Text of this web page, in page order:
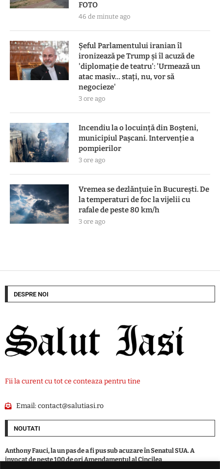
FOTO
46 de minute ago
Șeful Parlamentului iranian îl
ironizează pe Trump și îl acuză de
'diplomație de teatru': 'Urmează un
atac masiv… stați, nu, vor să
negocieze'
3 ore ago
Incendiu la o locuință din Boșteni,
municipiul Pașcani. Intervenție a
pompierilor
3 ore ago
Vremea se dezlănțuie în București. De
la temperaturi de foc la vijelii cu
rafale de peste 80 km/h
3 ore ago
DESPRE NOI
Fii la curent cu tot ce conteaza pentru tine
Email:contact@salutiasi.ro
NOUTATI
Anthony Fauci, la un pas de a fi pus sub acuzare în Senatul SUA. A
invocat de peste 100 de ori Amendamentul al Cincilea